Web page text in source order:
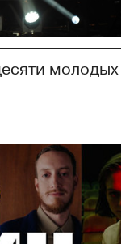
молодых